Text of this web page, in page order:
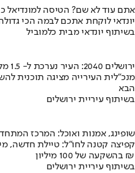
אתם עוד לא שם? הטיסה למונדיאל
יונדאי לוקחת אתכם לבמה הכי
בשיתוף יונדאי מבית כלמוביל
ירושלים 2040: העיר נערכת ל- 1.5 מליון תושבים
מנכ"לית העירייה מציגה תוכנית
הבא
בשיתוף עיריית ירושלים
שופינג, אמנות ואוכל: המרכז
קפיצה קטנה לחו"ל: טיילת חדשה,
בהשקעה של 100 מיליון ₪
בשיתוף עיריית ירושלים